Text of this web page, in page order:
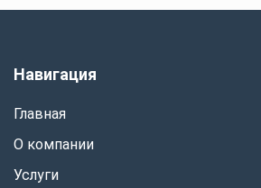
Навигация
Главная
О компании
Услуги